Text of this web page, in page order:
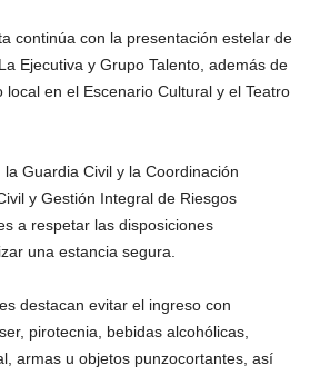
continúa con la presentación estelar de
Ejecutiva y Grupo Talento, además de
local en el Escenario Cultural y el Teatro
Guardia Civil y la Coordinación
y Gestión Integral de Riesgos
a respetar las disposiciones
una estancia segura.
destacan evitar el ingreso con
pirotecnia, bebidas alcohólicas,
armas u objetos punzocortantes, así